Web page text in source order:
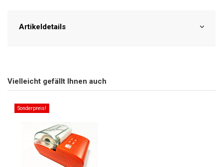
Artikeldetails
Vielleicht gefällt Ihnen auch
Sonderpreis!